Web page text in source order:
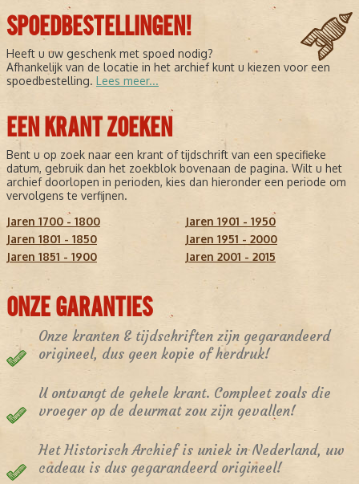
SPOEDBESTELLINGEN!
Heeft u uw geschenk met spoed nodig?
Afhankelijk van de locatie in het archief kunt u kiezen voor een
spoedbestelling. Lees meer...
EEN KRANT ZOEKEN
Bent u op zoek naar een krant of tijdschrift van een specifieke
datum, gebruik dan het zoekblok bovenaan de pagina. Wilt u het
archief doorlopen in perioden, kies dan hieronder een periode om
vervolgens te verfijnen.
Jaren 1700 - 1800
Jaren 1801 - 1850
Jaren 1851 - 1900
Jaren 1901 - 1950
Jaren 1951 - 2000
Jaren 2001 - 2015
ONZE GARANTIES
Onze kranten & tijdschriften zijn gegarandeerd
origineel, dus geen kopie of herdruk!
U ontvangt de gehele krant. Compleet zoals die
vroeger op de deurmat zou zijn gevallen!
Het Historisch Archief is uniek in Nederland, uw
cadeau is dus gegarandeerd origineel!